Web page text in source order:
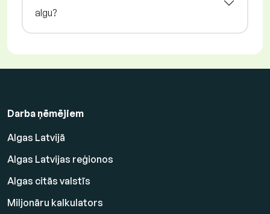
algu?
Darba ņēmējiem
Algas Latvijā
Algas Latvijas reģionos
Algas citās valstīs
Miljonāru kalkulators